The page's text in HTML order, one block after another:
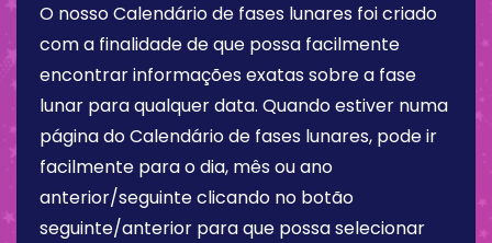
O nosso Calendário de fases lunares foi criado
com a finalidade de que possa facilmente
encontrar informações exatas sobre a fase
lunar para qualquer data. Quando estiver numa
página do Calendário de fases lunares, pode ir
facilmente para o dia, mês ou ano
anterior/seguinte clicando no botão
seguinte/anterior para que possa selecionar